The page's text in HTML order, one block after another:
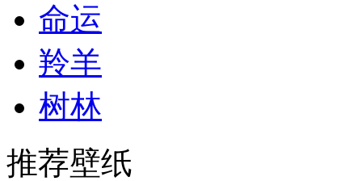
命运
羚羊
树林
推荐壁纸